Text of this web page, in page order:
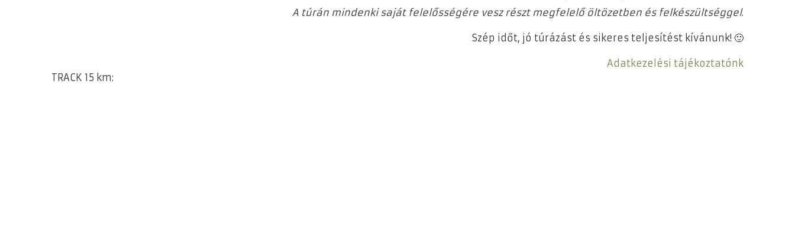
A túrán mindenki saját felelősségére vesz részt megfelelő öltözetben és felkészültséggel.
Szép időt, jó túrázást és sikeres teljesítést kívánunk! 🙂
Adatkezelési tájékoztatónk
TRACK 15 km: